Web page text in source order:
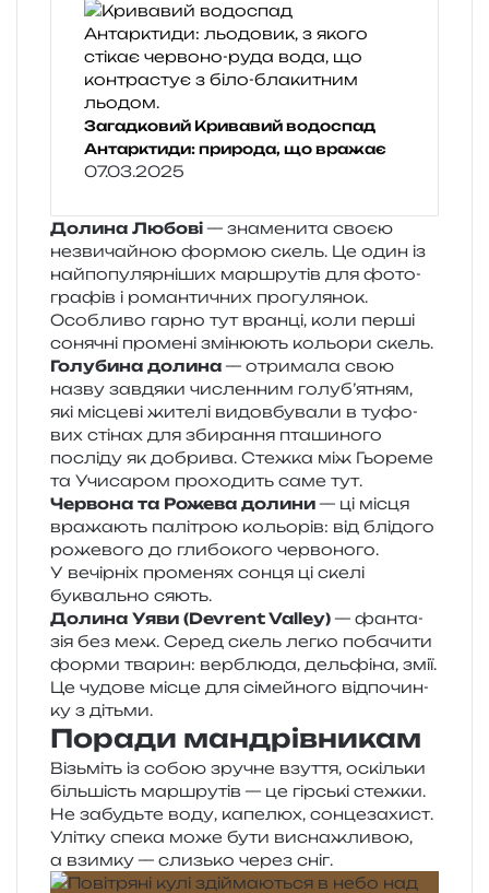
Загадковий Кривавий водоспад
Антарктиди: природа, що вражає
07.03.2025
Долина Любові— зна­ме­ни­та своєю
незви­чай­ною фор­мою скель. Це один із
най­по­пу­ляр­ні­ших мар­шру­тів для фото­
гра­фів і роман­ти­чних про­гу­ля­нок.
Особливо гарно тут вран­ці, коли перші
соня­чні про­ме­ні змі­ню­ють кольо­ри скель.
Голубина доли­на— отри­ма­ла свою
назву зав­дя­ки числен­ним голуб’ятням,
які місце­ві жите­лі видов­бу­ва­ли в туфо­
вих сті­нах для зби­ра­н­ня пта­ши­но­го
послі­ду як добри­ва. Стежка між Гьореме
та Учисаром про­хо­дить саме тут.
Червона та Рожева доли­ни— ці місця
вра­жа­ють палі­трою кольо­рів: від блі­до­го
роже­во­го до гли­бо­ко­го чер­во­но­го.
У вечір­ніх про­ме­нях сонця ці скелі
букваль­но сяють.
Долина Уяви (Devrent Valley)— фан­та­
зія без меж. Серед скель легко поба­чи­ти
форми тва­рин: вер­блю­да, дель­фі­на, змії.
Це чудо­ве місце для сімей­но­го від­по­чин­
ку з дітьми.
Поради мандрівникам
Візьміть із собою зру­чне взу­т­тя, оскіль­ки
біль­шість мар­шру­тів — це гір­ські стеж­ки.
Не забудь­те воду, капе­люх, сон­це­за­хист.
Улітку спека може бути висна­жли­вою,
а взим­ку — слизь­ко через сніг.